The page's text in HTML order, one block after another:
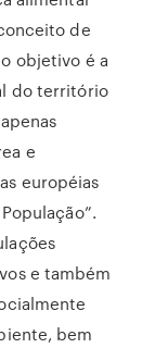
de
objetivo é a
do território
e
européias
e também
bem